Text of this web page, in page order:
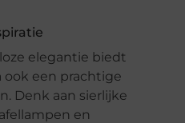
elegantie biedt
ook een prachtige
Denk aan sierlijke
en